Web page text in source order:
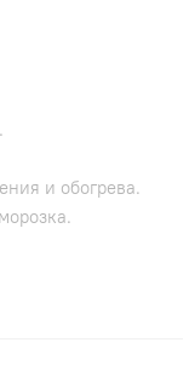
и обогрева.